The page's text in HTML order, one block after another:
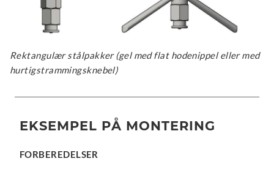
Rektangulær stålpakker (gel med flat hodenippel eller med
hurtigstrammingsknebel)
EKSEMPEL PÅ MONTERING
FORBEREDELSER